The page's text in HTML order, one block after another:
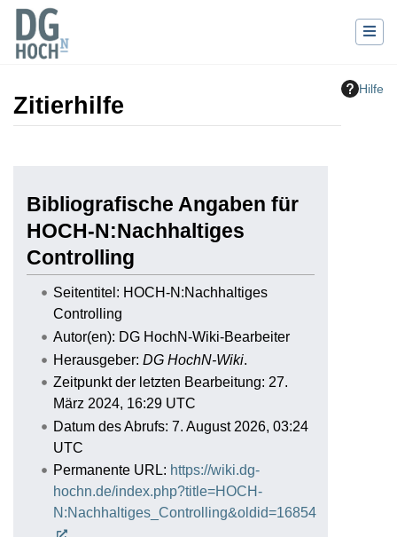
Hilfe
Zitierhilfe
Bibliografische Angaben für
HOCH-N:Nachhaltiges
Controlling
Seitentitel: HOCH-N:Nachhaltiges
Controlling
Autor(en): DG HochN-Wiki-Bearbeiter
Herausgeber: DG HochN-Wiki.
Zeitpunkt der letzten Bearbeitung: 27.
März 2024, 16:29 UTC
Datum des Abrufs: 7. August 2026, 03:24
UTC
Permanente URL: https://wiki.dg-
hochn.de/index.php?title=HOCH-
N:Nachhaltiges_Controlling&oldid=16854